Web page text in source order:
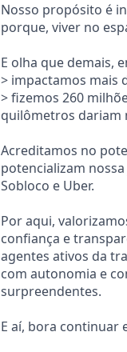
Nosso propósito é
porque, viver no
E olha que demais,
> impactamos mais
> fizemos 260
quilômetros dariam
Acreditamos no
potencializam
Sobloco e Uber.
Por aqui,
confiança e
agentes ativos da
com autonomia e
surpreendentes.
E aí, bora continuar